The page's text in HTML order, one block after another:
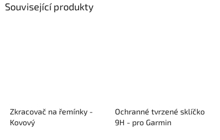
Související produkty
Zkracovač na řemínky -
Kovový
Ochranné tvrzené sklíčko
9H - pro Garmin